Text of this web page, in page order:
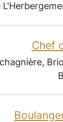
Chef